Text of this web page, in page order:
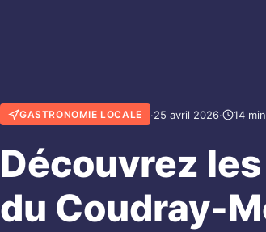
GASTRONOMIE LOCALE ·25 avril 2026· 14
Découvrez
du Coudray-